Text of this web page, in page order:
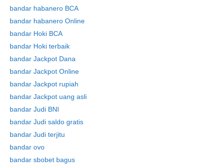
bandar habanero BCA
bandar habanero Online
bandar Hoki BCA
bandar Hoki terbaik
bandar Jackpot Dana
bandar Jackpot Online
bandar Jackpot rupiah
bandar Jackpot uang asli
bandar Judi BNI
bandar Judi saldo gratis
bandar Judi terjitu
bandar ovo
bandar sbobet bagus